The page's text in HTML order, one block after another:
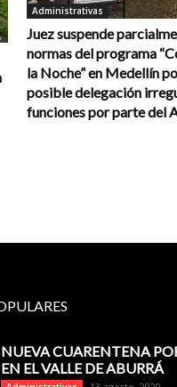
Administrativas
Juez suspende
normas del programa
la Noche” en Medellín
posible delegación
funciones por parte del
NUEVA CUARENTENA
EN EL VALLE DE ABURRÁ